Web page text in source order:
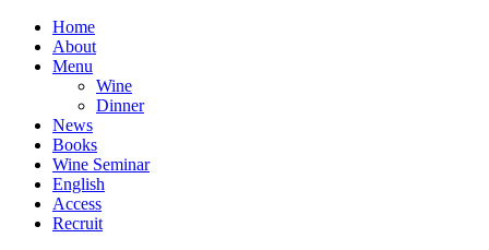
Home
About
Menu
Wine
Dinner
News
Books
Wine Seminar
English
Access
Recruit